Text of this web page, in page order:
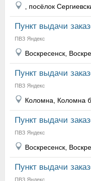
, посёлок
Пункт выдачи
ПВЗ Яндекс
Воскресенск,
Пункт выдачи
ПВЗ Яндекс
Коломна, Коломна
Пункт выдачи
ПВЗ Яндекс
Воскресенск,
Пункт выдачи
ПВЗ Яндекс